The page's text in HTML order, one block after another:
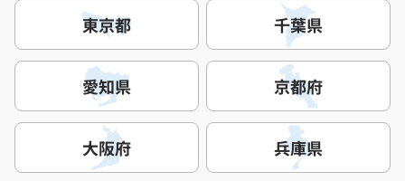
東京都 千葉県
愛知県 京都府
大阪府 兵庫県